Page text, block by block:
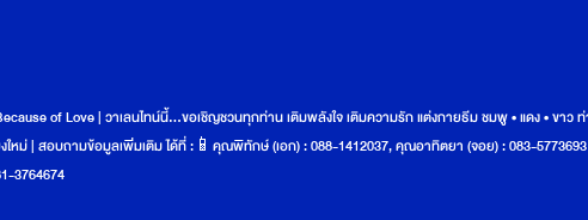
of Love | วาเลนไทน์นี้…ขอเชิญชวนทุกท่าน เติมพลังใจ เติมความรัก แต่งกายธีม ชมพู • แดง • ขาว
ใหม่ | สอบถามข้อมูลเพิ่มเติม ได้ที่ :📱คุณพิทักษ์ (เอก) : 088-1412037, คุณอาทิตยา (จอย) : 083-
3764674